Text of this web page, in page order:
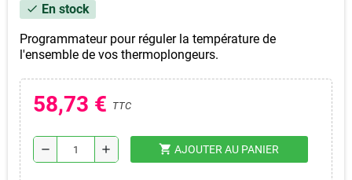
check En stock
Programmateur pour réguler la température de
l'ensemble de vos thermoplongeurs.
58,73 € TTC
remove add shopping_cart AJOUTER AU PANIER